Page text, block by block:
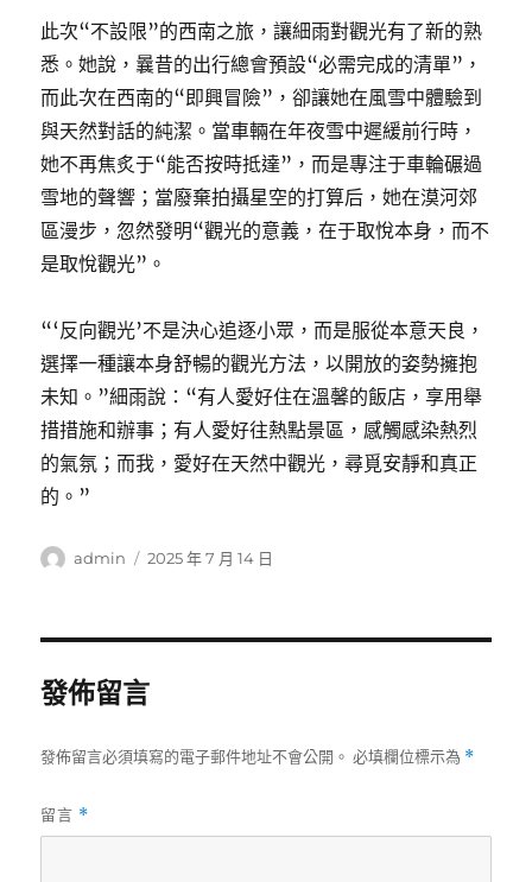
此次“不設限”的西南之旅，讓細雨對觀光有了新的熟
悉。她說，曩昔的出行總會預設“必需完成的清單”，
而此次在西南的“即興冒險”，卻讓她在風雪中體驗到
與天然對話的純潔。當車輛在年夜雪中遲緩前行時，
她不再焦炙于“能否按時抵達”，而是專注于車輪碾過
雪地的聲響；當廢棄拍攝星空的打算后，她在漠河郊
區漫步，忽然發明“觀光的意義，在于取悅本身，而不
是取悅觀光”。
“‘反向觀光’不是決心追逐小眾，而是服從本意天良，
選擇一種讓本身舒暢的觀光方法，以開放的姿勢擁抱
未知。”細雨說：“有人愛好住在溫馨的飯店，享用舉
措措施和辦事；有人愛好往熱點景區，感觸感染熱烈
的氣氛；而我，愛好在天然中觀光，尋覓安靜和真正
的。”
作
admin
發
2025 年 7 月 14 日
發佈留言
發佈留言必須填寫的電子郵件地址不會公開。 必填欄位標示為 *
留言 *